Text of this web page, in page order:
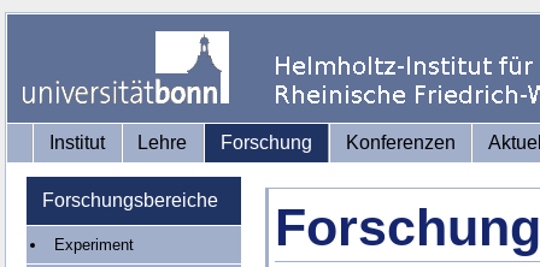
Institut Lehre Forschung Konferenzen
Forschungsbereiche
Experiment